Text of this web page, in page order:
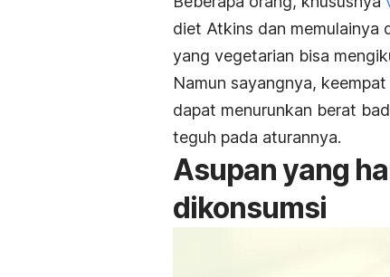
diet Atkins dan memulainya
yang vegetarian bisa
Namun sayangnya,
dapat menurunkan berat
teguh pada aturannya.
Asupan yang
dikonsumsi